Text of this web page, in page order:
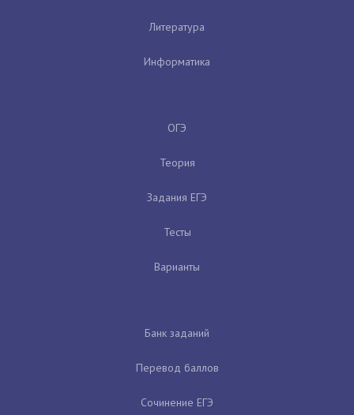
Литература
Информатика
ОГЭ
Теория
Задания ЕГЭ
Тесты
Варианты
Банк заданий
Перевод баллов
Сочинение ЕГЭ